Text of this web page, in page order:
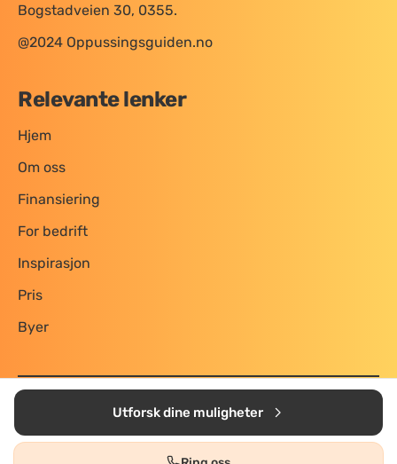
Utforsk dine muligheter
Bogstadveien 30, 0355.
@2024 Oppussingsguiden.no
Relevante lenker
Hjem
Om oss
Finansiering
For bedrift
Inspirasjon
Pris
Byer
Personvern og vilkår
Utviklet av Boligtjenesten AS